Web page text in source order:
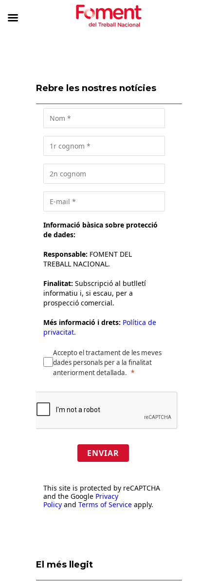
Rebre les nostres notícies
Informació bàsica sobre protecció
de dades:
Responsable: FOMENT DEL
TREBALL NACIONAL.
Finalitat: Subscripció al butlletí
informatiu i, si escau, per a
prospecció comercial.
Més informació i drets: Política de
privacitat.
Accepto el tractament de les meves
dades personals per a la finalitat
anteriorment detallada.
ENVIAR
This site is protected by reCAPTCHA
and the Google Privacy
Policy and Terms of Service apply.
El més llegit